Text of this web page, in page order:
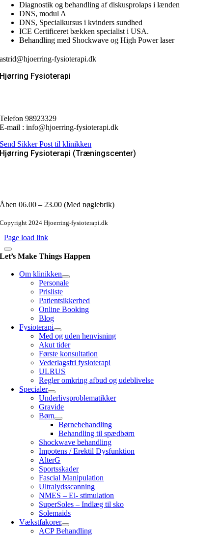
Diagnostik og behandling af diskusprolaps i lænden
DNS, modul A
DNS, Specialkursus i kvinders sundhed
ICE Certificeret bækken specialist i USA.
Behandling med Shockwave og High Power laser
astrid@hjoerring-fysioterapi.dk
Hjørring Fysioterapi
Telefon 98923329
E-mail : info@hjoerring-fysioterapi.dk
Send Sikker Post til klinikken
Hjørring Fysioterapi (Træningscenter)
Åben 06.00 – 23.00 (Med nøglebrik)
Copyright 2024 Hjoerring-fysioterapi.dk
Page load link
Let’s Make Things Happen
Om klinikken
Personale
Prisliste
Patientsikkerhed
Online Booking
Blog
Fysioterapi
Med og uden henvisning
Akut tider
Første konsultation
Vederlagsfri fysioterapi
ULRUS
Regler omkring afbud og udeblivelse
Specialer
Underlivsproblematikker
Gravide
Børn
Børnebehandling
Behandling til spædbørn
Shockwave behandling
Impotens / Erektil Dysfunktion
AlterG
Sportsskader
Fascial Manipulation
Ultralydsscanning
NMES – El- stimulation
SuperSoles – Indlæg til sko
Solemaids
Vækstfakorer
ACP Behandling